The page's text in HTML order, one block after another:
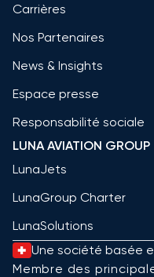
Carrières
Nos Partenaires
News & Insights
Espace presse
Responsabilité sociale
LUNA AVIATION GROUP
LunaJets
LunaGroup Charter
LunaSolutions
Une société basée
Membre des